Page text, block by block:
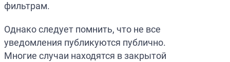
фильтрам.
Однако следует помнить, что не все
уведомления публикуются публично.
Многие случаи находятся в закрытой